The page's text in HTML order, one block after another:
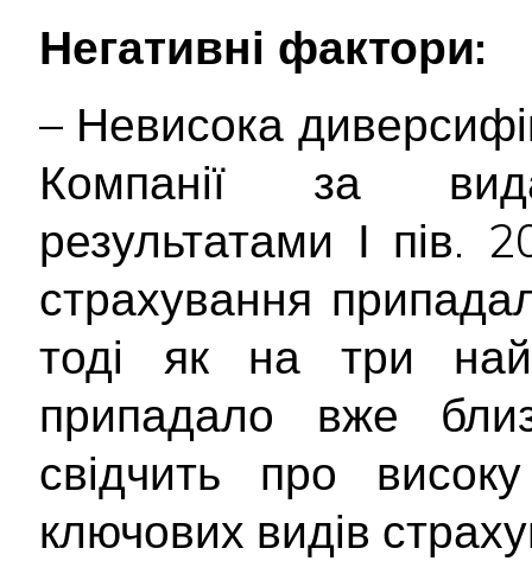
Негативні фактори:
– Невисока
Компанії за
результатами І пів.
страхування
тоді як на три
припадало вже
свідчить про
ключових видів